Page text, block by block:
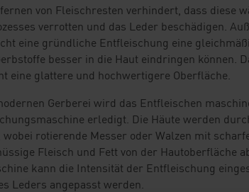
von Fleischresten verhindert, dass diese
verrotten und das Leder beschädigen.
eine gründliche Entfleischung eine
besser in die Haut eindringen können.
eine glattere und hochwertigere Oberfläche.
Gerberei wird das Entfleischen
erledigt. Die Häute werden
rotierende Messer oder Walzen mit
Fleisch und Fett von der Hautoberfläche
kann die Intensität der Entfleischung
Leders angepasst werden.